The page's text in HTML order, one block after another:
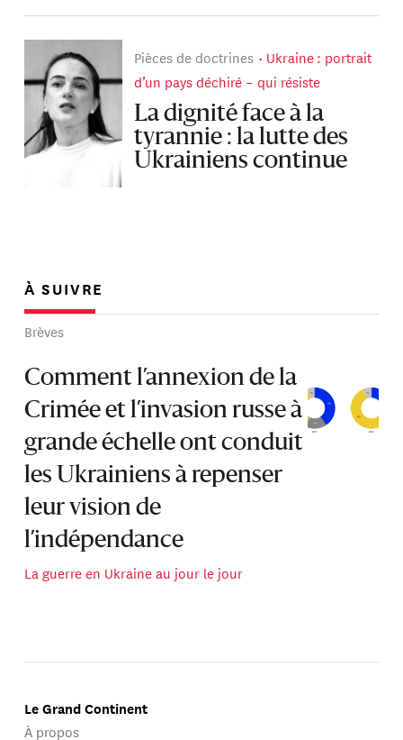
Pièces de doctrines
Ukraine : portrait
d’un pays déchiré – qui résiste
La dignité face à la
tyrannie : la lutte des
Ukrainiens continue
À SUIVRE
Brèves
Comment l’annexion de la
Crimée et l’invasion russe à
grande échelle ont conduit
les Ukrainiens à repenser
leur vision de
l’indépendance
La guerre en Ukraine au jour le jour
Le Grand Continent
À propos